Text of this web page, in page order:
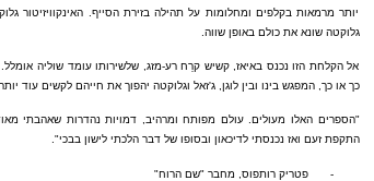
יותר מרמאות בקלפים ומחלומות על תהילה בזירת הסייף. האינקוויזיטור
גלוקטה שונא את כולם באופן שווה.
אל הקלחת הזו נכנס באיאז, קשיש קרֵח רע-מזג, שלשירותו עומד שוליה
כך או כך, המפגש בינו ובין לוגן, ג'זאל וגלוקטה יהפוך את חייהם לקשים עוד יותר.
"הספרים האלו מעולים. עולם מפותח ומרהיב, דמויות נהדרות שאהבתי
התקפת זעם ואז נכנסתי לדיכאון ובסופו של דבר הלכתי לישון בבכי".
- פטריק רותפוס, מחבר "שם הרוח"